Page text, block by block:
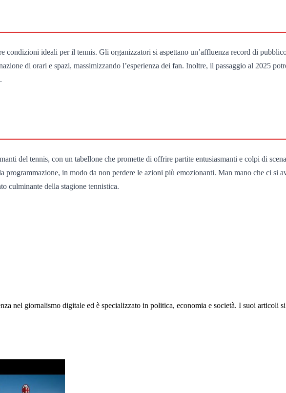
ideali per il tennis. Gli organizzatori si aspettano un’affluenza record di
di orari e spazi, massimizzando l’esperienza dei fan. Inoltre, il passaggio al 2025
del tennis, con un tabellone che promette di offrire partite entusiasmanti e colpi di
programmazione, in modo da non perdere le azioni più emozionanti. Man mano che ci si
culminante della stagione tennistica.
nel giornalismo digitale ed è specializzato in politica, economia e società. I suoi articoli